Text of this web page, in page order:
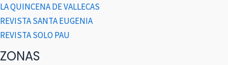
LA QUINCENA DE VALLECAS
REVISTA SANTA EUGENIA
REVISTA SOLO PAU
ZONAS